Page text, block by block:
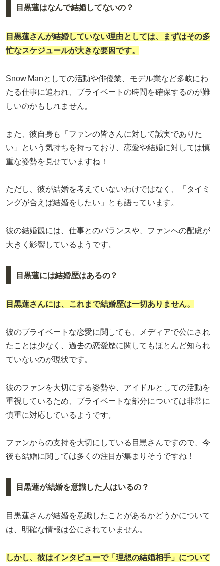
目黒蓮はなんで結婚してないの？
目黒蓮さんが結婚していない理由としては、まずはその多
忙なスケジュールが大きな要因です。
Snow Manとしての活動や俳優業、モデル業など多岐にわ
たる仕事に追われ、プライベートの時間を確保するのが難
しいのかもしれません。
また、彼自身も「ファンの皆さんに対して誠実でありた
い」という気持ちを持っており、恋愛や結婚に対しては慎
重な姿勢を見せていますね！
ただし、彼が結婚を考えていないわけではなく、「タイミ
ングが合えば結婚をしたい」とも語っています。
彼の結婚観には、仕事とのバランスや、ファンへの配慮が
大きく影響しているようです。
目黒蓮には結婚歴はあるの？
目黒蓮さんには、これまで結婚歴は一切ありません。
彼のプライベートな恋愛に関しても、メディアで公にされ
たことは少なく、過去の恋愛歴に関してもほとんど知られ
ていないのが現状です。
彼のファンを大切にする姿勢や、アイドルとしての活動を
重視しているため、プライベートな部分については非常に
慎重に対応しているようです。
ファンからの支持を大切にしている目黒さんですので、今
後も結婚に関しては多くの注目が集まりそうですね！
目黒蓮が結婚を意識した人はいるの？
目黒蓮さんが結婚を意識したことがあるかどうかについて
は、明確な情報は公にされていません。
しかし、彼はインタビューで「理想の結婚相手」について